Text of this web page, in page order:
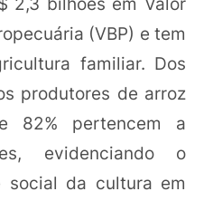
(VBP) e tem
familiar. Dos
produtores de arroz
82% pertencem a
evidenciando o
social da cultura em